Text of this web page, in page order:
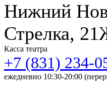
Нижний
Стрелка,
Касса театра
+7 (831) 234-
ежедневно 10:30-20:00